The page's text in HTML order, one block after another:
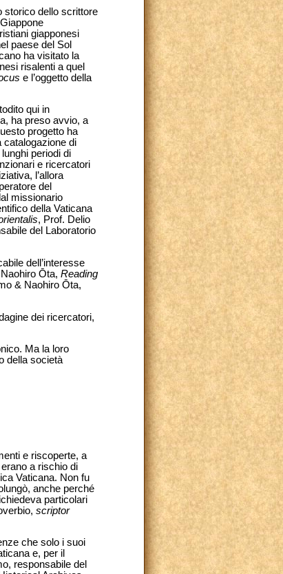
storico dello scrittore
giapponesi
paese del Sol
ha visitato la
risalenti a quel
e l’oggetto della
qui in
ha preso avvio, a
progetto ha
catalogazione di
periodi di
e ricercatori
l’allora
del
missionario
della Vaticana
, Prof. Delio
del Laboratorio
dell’interesse
Ōta, Reading
& Naohiro Ōta,
dei ricercatori,
Ma la loro
della società
e riscoperte, a
a rischio di
Vaticana. Non fu
anche perché
particolari
scriptor
che solo i suoi
e, per il
responsabile del